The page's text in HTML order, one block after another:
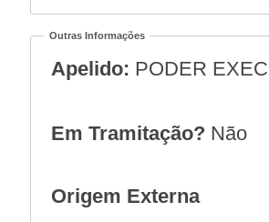
Outras Informações
Apelido: PODER
Em Tramitação? Não
Origem Externa